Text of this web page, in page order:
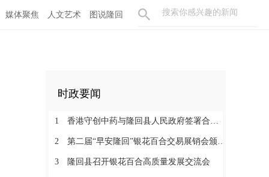
媒体聚焦 人文艺术 图说隆回
时政要闻
1 香港守创中药与隆回县人民政府签署合作协议 共促中医药产业高质量发展
2 第二届“早安隆回”银花百合交易展销会颁奖大会举行
3 隆回县召开银花百合高质量发展交流会